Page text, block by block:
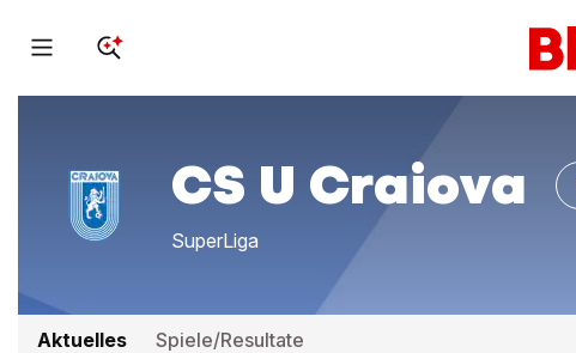
CS U Craiova
SuperLiga
Aktuelles Spiele/Resultate